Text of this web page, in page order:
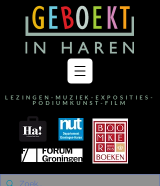
LEZINGEN-MUZIEK-EXPOSITIES-
PODIUMKUNST-FILM